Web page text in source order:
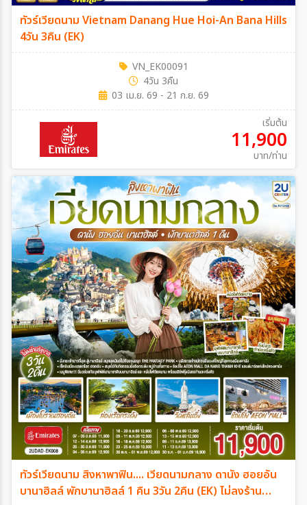
ทัวร์เวียดนาม Vietnam Danang Hue Hoi-An Bana Hills
4วัน 3คืน (EK)
VN_EK00091
4วัน 3คืน
03 เม.ย. 69 - 21 ก.ย. 69
เริ่มต้น
11,900
บาท/ท่าน
ทัวร์เวียดนาม สิงหาพาฟิน.... เวียดนามกลาง ดานัง ฮอยอัน
บานาฮิลล์ พักบานาฮิลล์ 1 คืน 3วัน 2คืน (EK) ไม่ลงร้าน